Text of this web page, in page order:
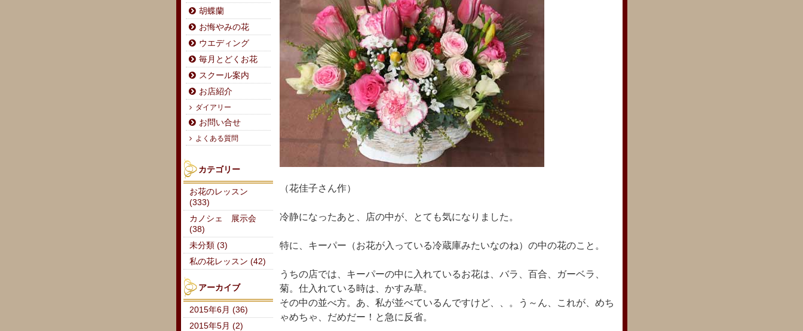
（花佳子さん作）
冷静になったあと、店の中が、とても気になりました。
特に、キーパー（お花が入っている冷蔵庫みたいなのね）の中の花のこと。
うちの店では、キーパーの中に入れているお花は、バラ、百合、ガーベラ、
菊。仕入れている時は、かすみ草。
その中の並べ方。あ、私が並べているんですけど、、。う～ん、これが、めち
ゃめちゃ、だめだー！と急に反省。
胡蝶蘭
お悔やみの花
ウエディング
毎月とどくお花
スクール案内
お店紹介
ダイアリー
お問い合せ
よくある質問
カテゴリー
お花のレッスン
(333)
カノシェ 展示会
(38)
未分類 (3)
私の花レッスン (42)
アーカイブ
2015年6月 (36)
2015年5月 (2)